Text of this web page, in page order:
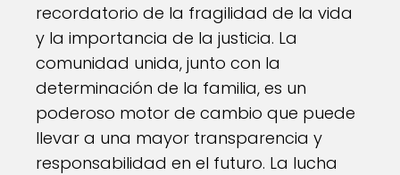
recordatorio de la fragilidad de la vida
y la importancia de la justicia. La
comunidad unida, junto con la
determinación de la familia, es un
poderoso motor de cambio que puede
llevar a una mayor transparencia y
responsabilidad en el futuro. La lucha